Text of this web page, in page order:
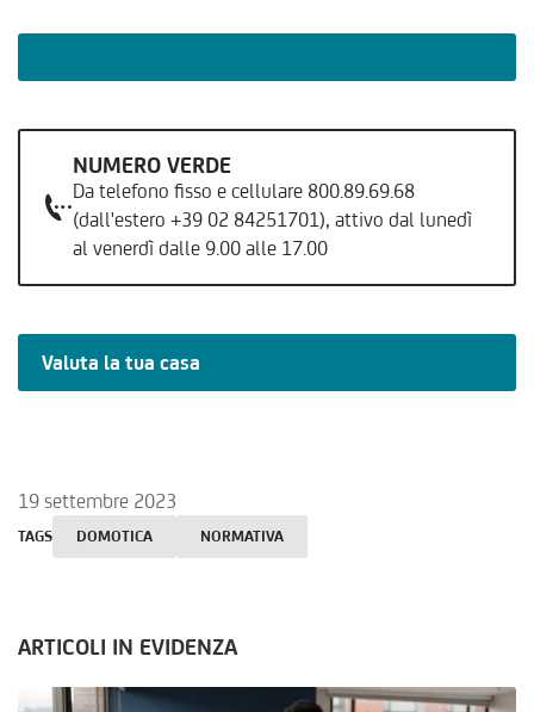
NUMERO VERDE
Da telefono fisso e cellulare 800.89.69.68
(dall'estero +39 02 84251701), attivo dal lunedì
al venerdì dalle 9.00 alle 17.00
Valuta la tua casa
TAGS DOMOTICA NORMATIVA
19 settembre 2023
ARTICOLI IN EVIDENZA